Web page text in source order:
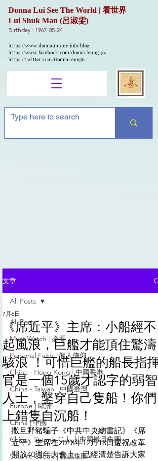
Donna Lui See The World | 看世界
Lui Shuk Man (呂淑雯)
Birthday : 1967-05-24
https://www.donnaunique.info/blog
https://www.facebook.com/donna.leung.56/
https://twitter.com/DonnaLeung6
文章
All Posts
Must Watch | 必看
Personal Faith | 個人信仰
China - Hong Kong | 中國香港
China - Taiwan | 中國臺灣
Europe | 歐洲
China | 中國
China - Satanic Cabal |中國撒旦集團
Satanic Cabals | 撒旦集團
All Posts
《席近平》主席：小船經不
起風浪，巨艦才能頂住驚濤
駭浪 ！可惜巨艦的船長指揮
官是一個15歲才認字的弱智
人士，鑿穿自己隻船！你們
上錯隻自沉船！
7月6日
撒旦野豬騙子《中共中央總書記》《席
近平》主席在2018年12月18日慶祝改革
開放40週年大會上，已經清楚告訴大家